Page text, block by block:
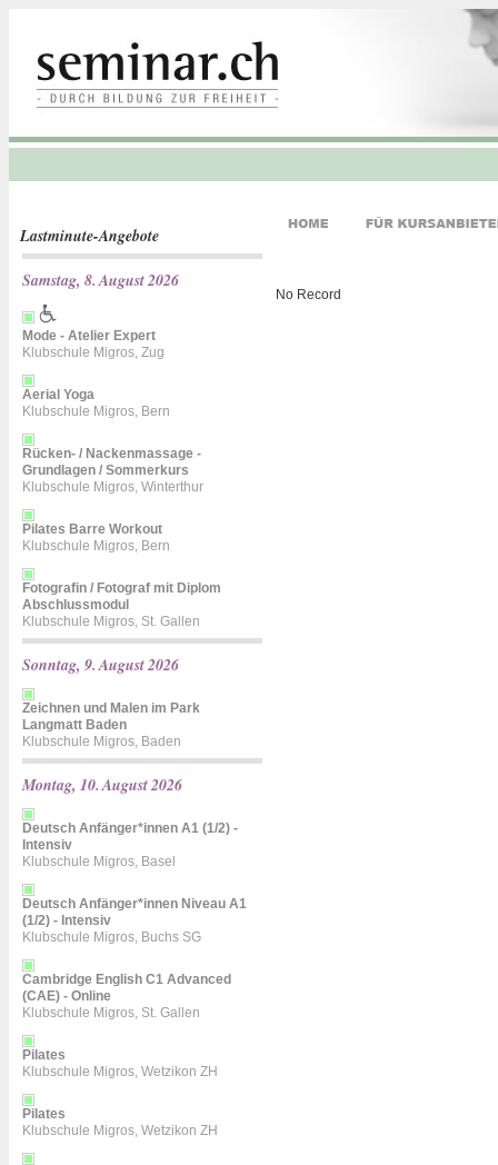
Lastminute-Angebote
Samstag, 8. August 2026
Mode - Atelier Expert
Klubschule Migros, Zug
Aerial Yoga
Klubschule Migros, Bern
Rücken- / Nackenmassage -
Grundlagen / Sommerkurs
Klubschule Migros, Winterthur
Pilates Barre Workout
Klubschule Migros, Bern
Fotografin / Fotograf mit Diplom
Abschlussmodul
Klubschule Migros, St. Gallen
Sonntag, 9. August 2026
Zeichnen und Malen im Park
Langmatt Baden
Klubschule Migros, Baden
Montag, 10. August 2026
Deutsch Anfänger*innen A1 (1/2) -
Intensiv
Klubschule Migros, Basel
Deutsch Anfänger*innen Niveau A1
(1/2) - Intensiv
Klubschule Migros, Buchs SG
Cambridge English C1 Advanced
(CAE) - Online
Klubschule Migros, St. Gallen
Pilates
Klubschule Migros, Wetzikon ZH
Pilates
Klubschule Migros, Wetzikon ZH
No Record